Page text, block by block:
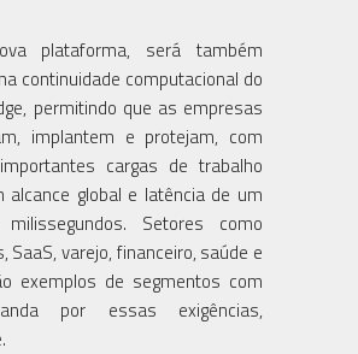
plataforma, será também
continuidade computacional do
permitindo que as empresas
implantem e protejam, com
cargas de trabalho
alcance global e latência de um
Setores como
SaaS, varejo, financeiro, saúde e
exemplos de segmentos com
por essas exigências,